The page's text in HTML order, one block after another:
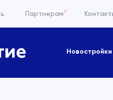
Партнерам
Новостройки